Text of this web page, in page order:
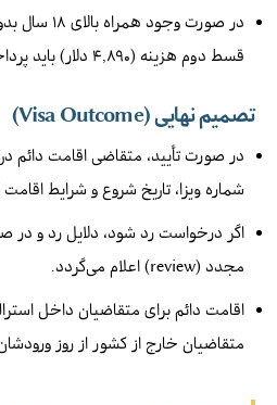
قسط دوم هزینه (۴,۸۹۰ دلار) باید پرداخت شود.
تصمیم نهایی (Visa Outcome)
در صورت تأیید، متقاضی اقامت دائم
شماره ویزا، تاریخ شروع و شرایط
اگر درخواست رد شود، دلایل رد و در
مجدد (review) اعلام می‌گردد.
اقامت دائم برای متقاضیان داخل
متقاضیان خارج از کشور از روز